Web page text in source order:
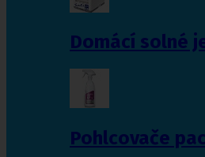
Domácí solné
Pohlcovače